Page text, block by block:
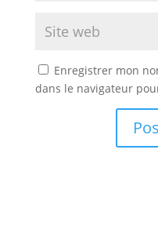
Enregistrer mon
dans le navigateur